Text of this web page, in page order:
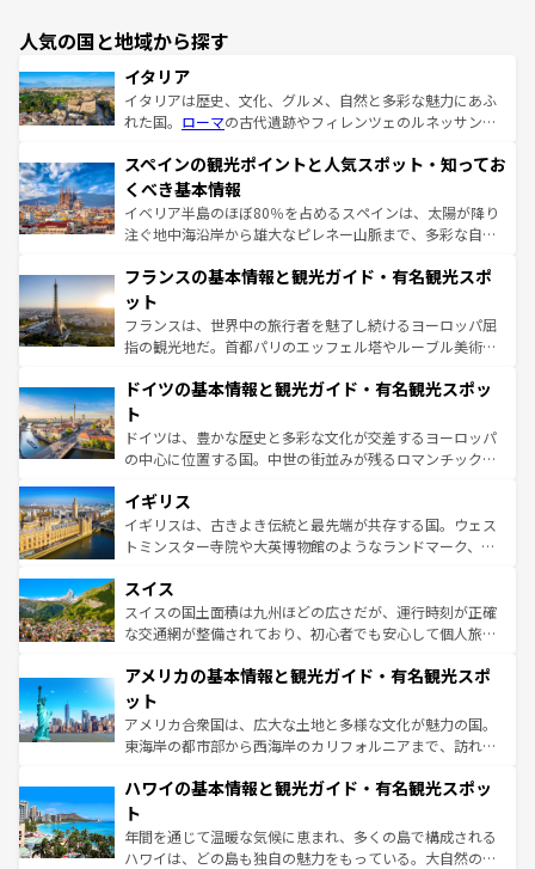
人気の国と地域から探す
イタリア
イタリアは歴史、文化、グルメ、自然と多彩な魅力にあふ
れた国。 ローマの古代遺跡やフィレンツェのルネッサンス
ろん、トスカーナの美しい田園風景やアマルフィ海岸の絶
景など、自然景観も見逃せない。観光の合間には、本場の
ピザやパスタなど、絶品のイタリア料理を堪能することも
できる。朝目覚めてから夜眠るまで、すべての瞬間を楽し
なお、新着のイタリア情報はコンテンツ一覧を参照してほ
しい。
スペインの観光ポイントと人気スポット・知ってお
くべき基本情報
イベリア半島のほぼ80％を占めるスペインは、太陽が降り
注ぐ地中海沿岸から雄大なピレネー山脈まで、多彩な自然
文化が根付くこの国では、情熱的なフラメンコ、熱気あふ
れる闘牛、そして美味しいタパスが生活の一部となってい
る。首都マドリードの洗練された雰囲気や、バルセロナの
アートに溢れた街角から、地方では古代ローマ遺跡や中世
せる。地方によって風土や気候が異なるスペインはその個
ンテンツ一覧 を参照してほしい。
フランスの基本情報と観光ガイド・有名観光スポ
ット
フランスは、世界中の旅行者を魅了し続けるヨーロッパ屈
指の観光地だ。首都パリのエッフェル塔やルーブル美術館
で、幅広い魅力が詰まっている。華麗な宮殿、歴史的な大
聖堂、美しいビーチ、そして豊かな自然が、訪れる者を心
から魅了する。また、フランスは美食の国としても知ら
れ、フランス料理はユネスコ無形文化遺産にも登録されて
香り高いラベンダー畑など、多彩な楽しみ方が可能だ。さ
らに、パリ以外の地域にも魅力が溢れており、どの街角に
も豊かな歴史と文化が息づいている。パリ以外の個性あふ
を参照してほしい。
ドイツの基本情報と観光ガイド・有名観光スポッ
ト
ドイツは、豊かな歴史と多彩な文化が交差するヨーロッパ
の中心に位置する国。中世の街並みが残るロマンチック街
顔を持つこの国は、どこを歩いても飽きることがない。ベ
ルリンの文化的活気、バイエルン州のアルプスの絶景、そ
してライン川沿いのワイン畑といった風景は必見。ビール
は、お酒好きな人にはぜひ体験してほしい。 なお、新着の
ドイツ情報はコンテンツ一覧を参照してほしい。
イギリス
イギリスは、古きよき伝統と最先端が共存する国。ウェス
トミンスター寺院や大英博物館のようなランドマーク、歴
リアごとに異なる魅力がある。また、優雅なアフタヌーン
ティー、ビール好きにはたまらない英国パブ、サッカー観
戦など、本場だからこそできる体験も豊富。イギリスを旅
ンツ一覧を参照してほしい。
スイス
スイスの国土面積は九州ほどの広さだが、運行時刻が正確
な交通網が整備されており、初心者でも安心して個人旅行
の建物がそのまま残る町や、スイスならではのユニークな
博物館もあり、アルプス観光だけでなく町歩きも満喫する
ことができる。国民の所得が高いため物価も高いが、旅行
者向けの交通パス提供のサービスもあり、うまく活用すれ
着のスイス情報はコンテンツ一覧を参照してほしい。
アメリカの基本情報と観光ガイド・有名観光スポ
ット
アメリカ合衆国は、広大な土地と多様な文化が魅力の国。
東海岸の都市部から西海岸のカリフォルニアまで、訪れる
のような巨大都市は、観光、ショッピング、エンターテイ
ンメントが詰まった刺激的なスポットだ。一方、アメリカ
西部には大自然が広がり、グランドキャニオンやイエロー
ストーン国立公園といった絶景が堪能できる。さらに、南
ハワイの基本情報と観光ガイド・有名観光スポッ
ト
年間を通じて温暖な気候に恵まれ、多くの島で構成される
ハワイは、どの島も独自の魅力をもっている。大自然の神